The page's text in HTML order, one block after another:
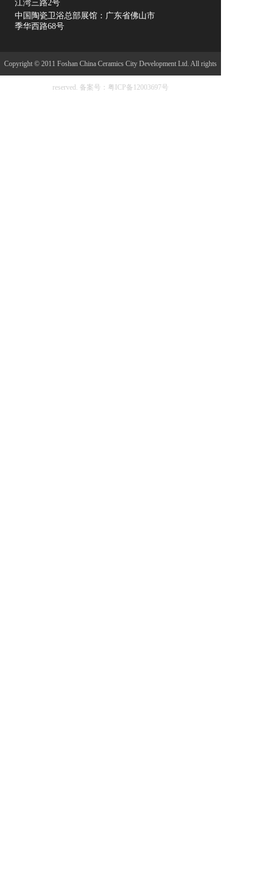
江湾三路2号
中国陶瓷卫浴总部展馆：广东省佛山市
季华西路68号
Copyright © 2011 Foshan China Ceramics City Development Ltd. All rights
reserved. 备案号：粤ICP备12003697号